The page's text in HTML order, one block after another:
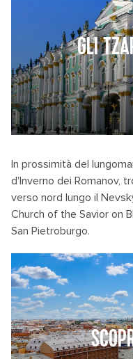
GLI
In prossimità del
d'Inverno dei Romanov,
verso nord lungo il
Church of the Savior on
San Pietroburgo.